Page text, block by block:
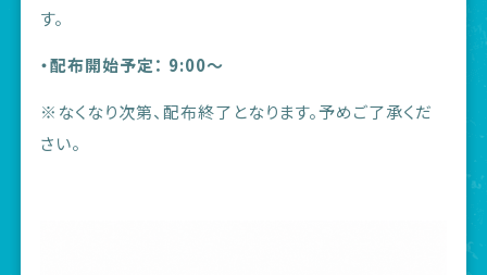
す。
・配布開始予定： 9:00〜
※なくなり次第、配布終了となります。予めご了承くだ
さい。